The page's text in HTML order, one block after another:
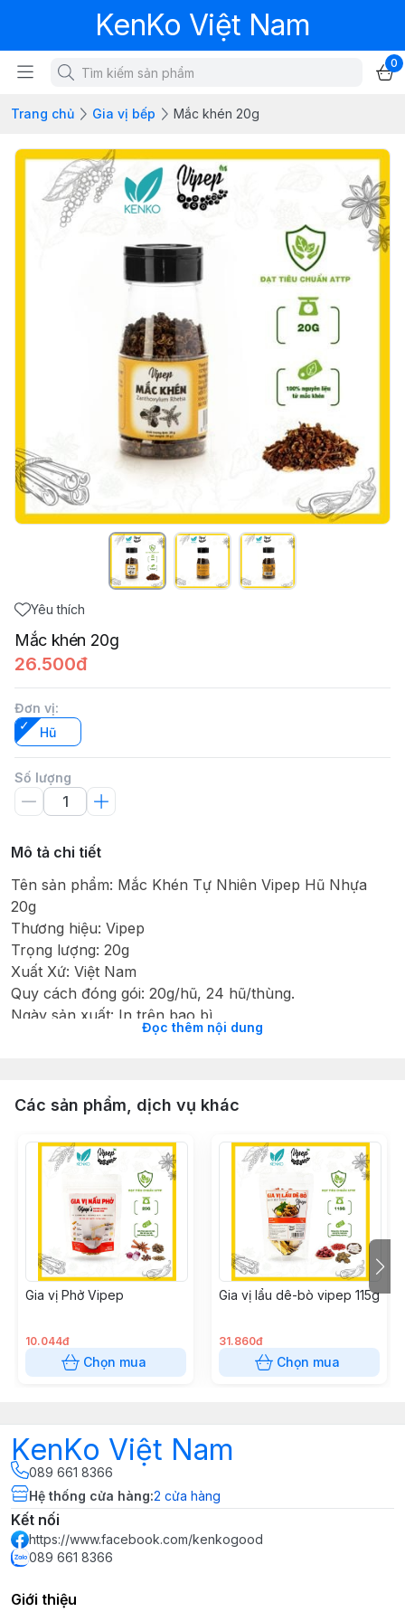
KenKo Việt Nam
0
Trang chủ Gia vị bếp Mắc khén 20g
Yêu thích
Mắc khén 20g
26.500đ
Đơn vị:
Hũ
Số lượng
Mô tả chi tiết
Tên sản phẩm: Mắc Khén Tự Nhiên Vipep Hũ Nhựa
20g
Thương hiệu: Vipep
Trọng lượng: 20g
Xuất Xứ: Việt Nam
Quy cách đóng gói: 20g/hũ, 24 hũ/thùng.
Ngày sản xuất: In trên bao bì
Hạn sử dụng: 24 tháng
lạnh, tránh ánh nắng trực tiếp.
ăn hoặc được dùng như dược liệu để cải thiện sức
khỏe.
Đọc thêm nội dung
Các sản phẩm, dịch vụ khác
Gia vị Phở Vipep
10.044đ
Chọn mua
Gia vị lẩu dê-bò vipep 115g
31.860đ
Chọn mua
KenKo Việt Nam
089 661 8366
Hệ thống cửa hàng:2 cửa hàng
Kết nối
https://www.facebook.com/kenkogood
089 661 8366
Giới thiệu